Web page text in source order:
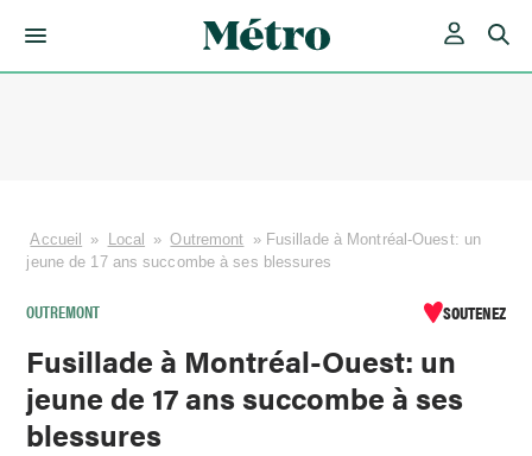
Accueil » Local » Outremont » Fusillade à Montréal-Ouest: un
jeune de 17 ans succombe à ses blessures
OUTREMONT SOUTENEZ
Fusillade à Montréal-Ouest: un
jeune de 17 ans succombe à ses
blessures